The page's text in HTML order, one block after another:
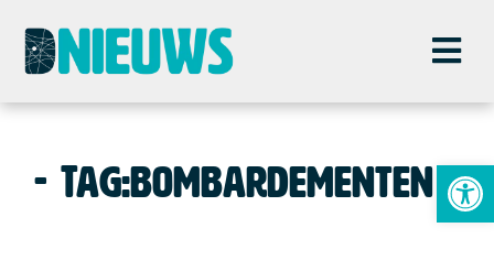
Tag:bombardementen